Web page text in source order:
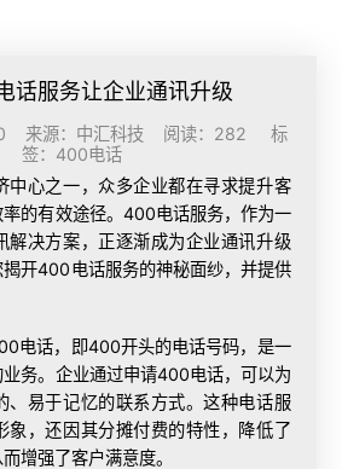
话服务让企业通讯升级
来源：中汇科技 阅读：282 标
签： 400电话
中心之一，众多企业都在寻求提升客
的有效途径。400电话服务，作为一
解决方案，正逐渐成为企业通讯升级
开400电话服务的神秘面纱，并提供
电话，即400开头的电话号码，是一
务。企业通过申请400电话，可以为
、易于记忆的联系方式。这种电话服
象，还因其分摊付费的特性，降低了
增强了客户满意度。